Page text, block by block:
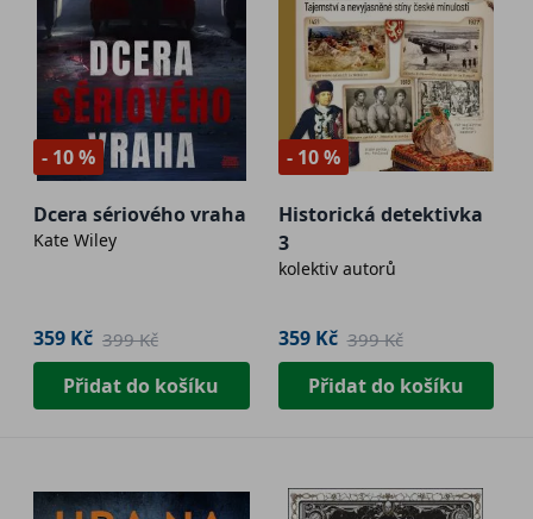
- 10 %
Dcera sériového vraha
Kate Wiley
359 Kč 399 Kč
Přidat do košíku
- 10 %
Historická detektivka
3
kolektiv autorů
359 Kč 399 Kč
Přidat do košíku